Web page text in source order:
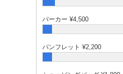
パーカー ¥4,500
パンフレット ¥2,200